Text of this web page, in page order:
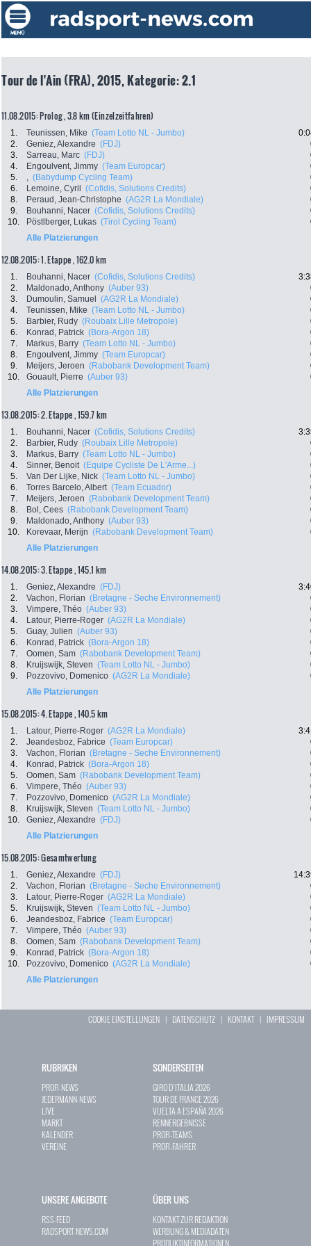
Tour de l'Ain (FRA), 2015, Kategorie: 2.1
11.08.2015: Prolog , 3.8 km (Einzelzeitfahren)
1. Teunissen, Mike (Team Lotto NL - Jumbo)
2.
Geniez, Alexandre (FDJ)
3.
Sarreau, Marc (FDJ)
4.
Engoulvent, Jimmy (Team Europcar)
5.
, (Babydump Cycling Team)
6.
Lemoine, Cyril (Cofidis, Solutions Credits)
8.
Peraud, Jean-Christophe (AG2R La Mondiale)
9.
Bouhanni, Nacer (Cofidis, Solutions Credits)
10.
Pöstlberger, Lukas (Tirol Cycling Team)
Alle Platzierungen
12.08.2015: 1. Etappe , 162.0 km
1. Bouhanni, Nacer (Cofidis, Solutions Credits)
2.
Maldonado, Anthony (Auber 93)
3.
Dumoulin, Samuel (AG2R La Mondiale)
4.
Teunissen, Mike (Team Lotto NL - Jumbo)
5.
Barbier, Rudy (Roubaix Lille Metropole)
6.
Konrad, Patrick (Bora-Argon 18)
7.
Markus, Barry (Team Lotto NL - Jumbo)
8.
Engoulvent, Jimmy (Team Europcar)
9.
Meijers, Jeroen (Rabobank Development Team)
10.
Gouault, Pierre (Auber 93)
Alle Platzierungen
13.08.2015: 2. Etappe , 159.7 km
1. Bouhanni, Nacer (Cofidis, Solutions Credits)
2.
Barbier, Rudy (Roubaix Lille Metropole)
3.
Markus, Barry (Team Lotto NL - Jumbo)
4.
Sinner, Benoit (Equipe Cycliste De L'Arme...)
5.
Van Der Lijke, Nick (Team Lotto NL - Jumbo)
6.
Torres Barcelo, Albert (Team Ecuador)
7.
Meijers, Jeroen (Rabobank Development Team)
8.
Bol, Cees (Rabobank Development Team)
9.
Maldonado, Anthony (Auber 93)
10.
Korevaar, Merijn (Rabobank Development Team)
Alle Platzierungen
14.08.2015: 3. Etappe , 145.1 km
1. Geniez, Alexandre (FDJ)
2.
Vachon, Florian (Bretagne - Seche Environnement)
3.
Vimpere, Théo (Auber 93)
4.
Latour, Pierre-Roger (AG2R La Mondiale)
5.
Guay, Julien (Auber 93)
6.
Konrad, Patrick (Bora-Argon 18)
7.
Oomen, Sam (Rabobank Development Team)
8.
Kruijswijk, Steven (Team Lotto NL - Jumbo)
9.
Pozzovivo, Domenico (AG2R La Mondiale)
Alle Platzierungen
15.08.2015: 4. Etappe , 140.5 km
1. Latour, Pierre-Roger (AG2R La Mondiale)
2.
Jeandesboz, Fabrice (Team Europcar)
3.
Vachon, Florian (Bretagne - Seche Environnement)
4.
Konrad, Patrick (Bora-Argon 18)
5.
Oomen, Sam (Rabobank Development Team)
6.
Vimpere, Théo (Auber 93)
7.
Pozzovivo, Domenico (AG2R La Mondiale)
8.
Kruijswijk, Steven (Team Lotto NL - Jumbo)
10.
Geniez, Alexandre (FDJ)
Alle Platzierungen
15.08.2015: Gesamtwertung
1. Geniez, Alexandre (FDJ)
2.
Vachon, Florian (Bretagne - Seche Environnement)
3.
Latour, Pierre-Roger (AG2R La Mondiale)
5.
Kruijswijk, Steven (Team Lotto NL - Jumbo)
6.
Jeandesboz, Fabrice (Team Europcar)
7.
Vimpere, Théo (Auber 93)
8.
Oomen, Sam (Rabobank Development Team)
9.
Konrad, Patrick (Bora-Argon 18)
10.
Pozzovivo, Domenico (AG2R La Mondiale)
Alle Platzierungen
COOKIE EINSTELLUNGEN | DATENSCHUTZ | KONTAKT| IMPRESSUM
RUBRIKEN
PROFI-NEWS
JEDERMANN-NEWS
LIVE
MARKT
KALENDER
VEREINE
SONDERSEITEN
GIRO D`ITALIA 2026
TOUR DE FRANCE 2026
VUELTA A ESPAÑA 2026
RENNERGEBNISSE
PROFI-TEAMS
PROFI-FAHRER
UNSERE ANGEBOTE
RSS-FEED
RADSPORT-NEWS.COM
ÜBER UNS
KONTAKT ZUR REDAKTION
WERBUNG & MEDIADATEN
PRODUKTINFORMATIONEN